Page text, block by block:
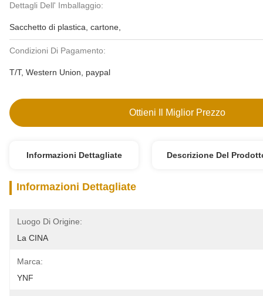
Dettagli Dell' Imballaggio:
Sacchetto di plastica, cartone,
Condizioni Di Pagamento:
T/T, Western Union, paypal
Ottieni Il Miglior Prezzo
Informazioni Dettagliate Descrizione Del
Informazioni Dettagliate
Luogo Di Origine:
La CINA
Marca:
YNF